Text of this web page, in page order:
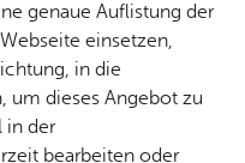
Verbindung zu externen
genaue Auflistung der
einsetzen,
in die
um dieses Angebot zu
in der
bearbeiten oder